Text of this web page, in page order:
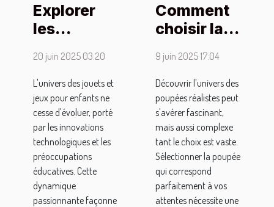
Explorer
les
actuelles
dans les
jouets et
jeux pour
enfants
20 juin 2025 03:20
L'univers des jouets et
jeux pour enfants ne
cesse d'évoluer, porté
par les innovations
technologiques et les
préoccupations
éducatives. Cette
dynamique
passionnante façonne
Comment
choisir la
poupée
réaliste
pour vos
besoins
9 juin 2025 17:04
Découvrir l'univers des
poupées réalistes peut
s'avérer fascinant,
mais aussi complexe
tant le choix est vaste.
Sélectionner la poupée
qui correspond
parfaitement à vos
attentes nécessite une